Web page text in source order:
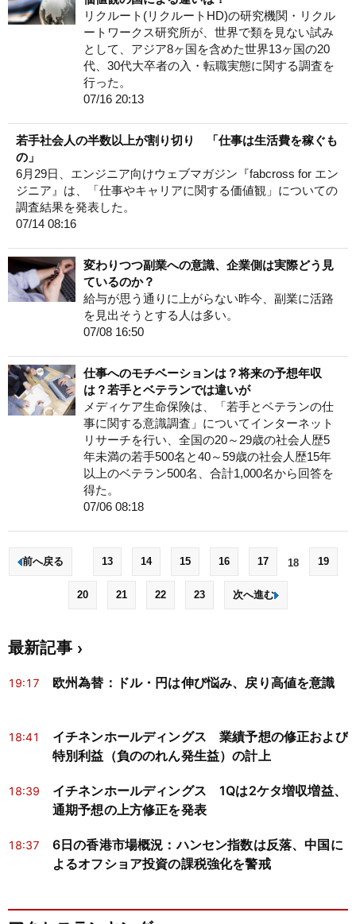
リクルート(リクルートHD)の研究機関・リクル
ートワークス研究所が、世界で類を見ない試み
として、アジア8ヶ国を含めた世界13ヶ国の20
代、30代大卒者の入・転職実態に関する調査を
行った。
07/16 20:13
若手社会人の半数以上が割り切り 「仕事は生活費を稼ぐも
の」
6月29日、エンジニア向けウェブマガジン『fabcross for エン
ジニア』は、「仕事やキャリアに関する価値観」についての
調査結果を発表した。
07/14 08:16
変わりつつ副業への意識、企業側は実際どう見
ているのか？
給与が思う通りに上がらない昨今、副業に活路
を見出そうとする人は多い。
07/08 16:50
仕事へのモチベーションは？将来の予想年収
は？若手とベテランでは違いが
メディケア生命保険は、「若手とベテランの仕
事に関する意識調査」についてインターネット
リサーチを行い、全国の20～29歳の社会人歴5
年未満の若手500名と40～59歳の社会人歴15年
以上のベテラン500名、合計1,000名から回答を
得た。
07/06 08:18
前へ戻る 13 14 15 16 17 18 19
20 21 22 23 次へ進む
最新記事
19:17 欧州為替：ドル・円は伸び悩み、戻り高値を意識
18:41
イチネンホールディングス 業績予想の修正および
特別利益（負ののれん発生益）の計上
18:39
イチネンホールディングス 1Qは2ケタ増収増益、
通期予想の上方修正を発表
18:37
6日の香港市場概況：ハンセン指数は反落、中国に
よるオフショア投資の課税強化を警戒